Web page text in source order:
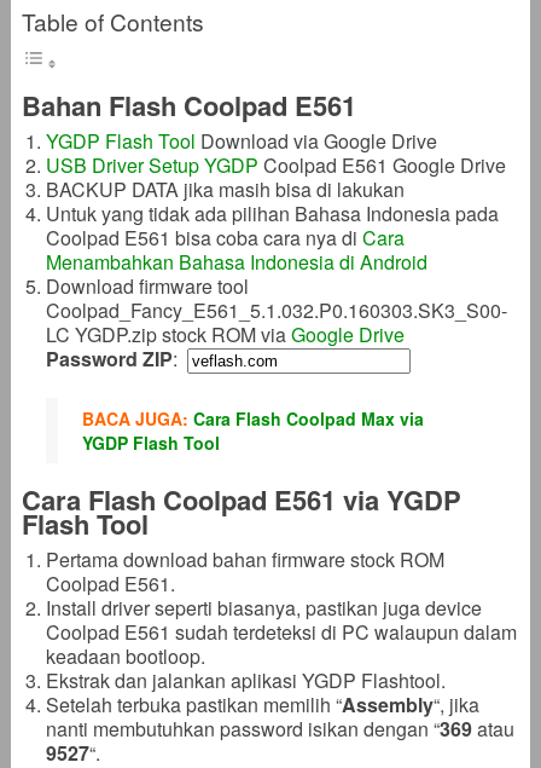
Table of Contents
Bahan Flash Coolpad E561
YGDP Flash Tool Download via Google Drive
USB Driver Setup YGDP Coolpad E561 Google Drive
BACKUP DATA jika masih bisa di lakukan
Untuk yang tidak ada pilihan Bahasa Indonesia pada
Coolpad E561 bisa coba cara nya di Cara
Menambahkan Bahasa Indonesia di Android
Download firmware tool
Coolpad_Fancy_E561_5.1.032.P0.160303.SK3_S00-
LC YGDP.zip stock ROM viaGoogle Drive
Password ZIP:
BACA JUGA: Cara Flash Coolpad Max via
YGDP Flash Tool
Cara Flash Coolpad E561 via YGDP
Flash Tool
Pertama download bahan firmware stock ROM
Coolpad E561.
Install driver seperti biasanya, pastikan juga device
Coolpad E561 sudah terdeteksi di PC walaupun dalam
keadaan bootloop.
Ekstrak dan jalankan aplikasi YGDP Flashtool.
Setelah terbuka pastikan memilih “Assembly“, jika
nanti membutuhkan password isikan dengan “369atau
9527“.